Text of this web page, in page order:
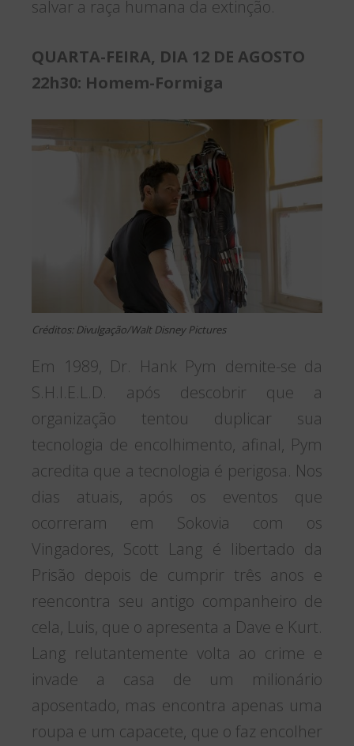
salvar a raça humana da extinção.
QUARTA-FEIRA, DIA 12 DE AGOSTO
22h30: Homem-Formiga
Créditos: Divulgação/Walt Disney Pictures
Em 1989, Dr. Hank Pym demite-se da
S.H.I.E.L.D. após descobrir que a
organização tentou duplicar sua
tecnologia de encolhimento, afinal, Pym
acredita que a tecnologia é perigosa. Nos
dias atuais, após os eventos que
ocorreram em Sokovia com os
Vingadores, Scott Lang é libertado da
Prisão depois de cumprir três anos e
reencontra seu antigo companheiro de
cela, Luis, que o apresenta a Dave e Kurt.
Lang relutantemente volta ao crime e
invade a casa de um milionário
aposentado, mas encontra apenas uma
roupa e um capacete, que o faz encolher